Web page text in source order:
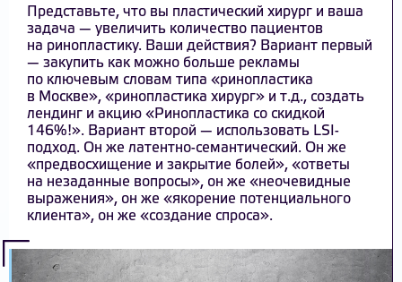
Представьте, что вы пластический хирург и ваша
задача — увеличить количество пациентов
на ринопластику. Ваши действия? Вариант первый
— закупить как можно больше рекламы
по ключевым словам типа «ринопластика
в Москве», «ринопластика хирург» и т.д., создать
лендинг и акцию «Ринопластика со скидкой
146%!». Вариант второй — использовать LSI-
подход. Он же латентно-семантический. Он же
«предвосхищение и закрытие болей», «ответы
на незаданные вопросы», он же «неочевидные
выражения», он же «якорение потенциального
клиента», он же «создание спроса».